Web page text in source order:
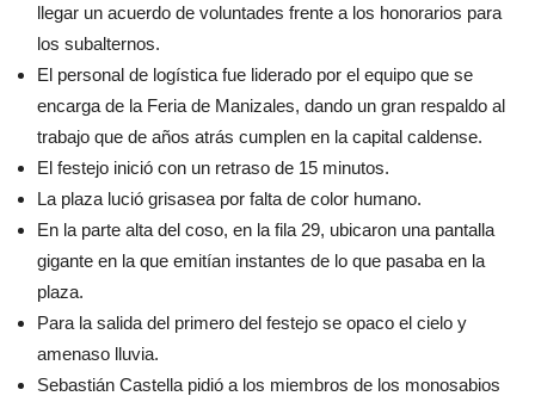
llegar un acuerdo de voluntades frente a los honorarios para
los subalternos.
El personal de logística fue liderado por el equipo que se
encarga de la Feria de Manizales, dando un gran respaldo al
trabajo que de años atrás cumplen en la capital caldense.
El festejo inició con un retraso de 15 minutos.
La plaza lució grisasea por falta de color humano.
En la parte alta del coso, en la fila 29, ubicaron una pantalla
gigante en la que emitían instantes de lo que pasaba en la
plaza.
Para la salida del primero del festejo se opaco el cielo y
amenaso lluvia.
Sebastián Castella pidió a los miembros de los monosabios